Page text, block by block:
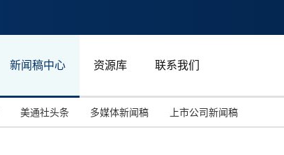
新闻稿中心 资源库 联系我们
美通社头条 多媒体新闻稿 上市公司新闻稿